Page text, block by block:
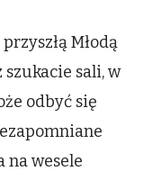
Młodą
szukacie sali, w
odbyć się
na wesele